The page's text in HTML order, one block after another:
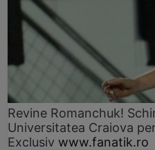
Revine Romanchuk!
Universitatea Craiova
Exclusiv www.fanatik.ro